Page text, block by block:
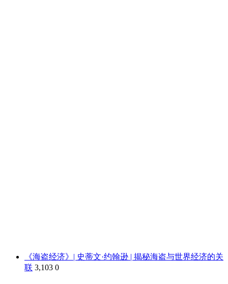
《海盗经济》| 史蒂文·约翰逊 | 揭秘海盗与世界经济的关
联 3,103 0